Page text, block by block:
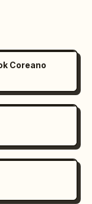
Coreano